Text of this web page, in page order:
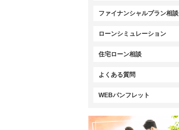
ファイナンシャルプラン相談
ローンシミュレーション
住宅ローン相談
よくある質問
WEBパンフレット